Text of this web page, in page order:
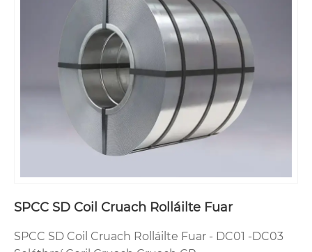
SPCC SD Coil Cruach Rolláilte Fuar
SPCC SD Coil Cruach Rolláilte Fuar - DC01 -DC03